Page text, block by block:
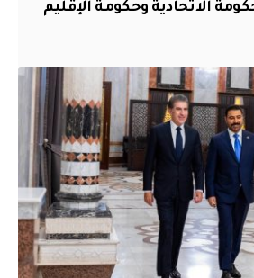
الاتحادية وحكومة الإقليم